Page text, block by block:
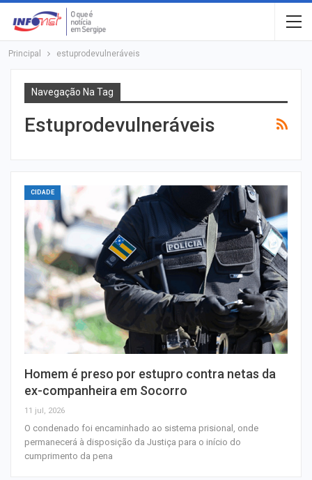
Principal estuprodevulneráveis
Navegação Na Tag
Estuprodevulneráveis
CIDADE
Homem é preso por estupro contra netas da
ex-companheira em Socorro
11 jul, 2026
O condenado foi encaminhado ao sistema prisional, onde
permanecerá à disposição da Justiça para o início do
cumprimento da pena